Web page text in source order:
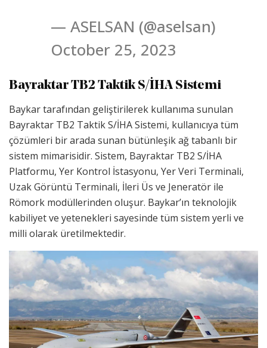
— ASELSAN (@aselsan)
October 25, 2023
Bayraktar TB2 Taktik S/İHA Sistemi
Baykar tarafından geliştirilerek kullanıma sunulan
Bayraktar TB2 Taktik S/İHA Sistemi, kullanıcıya tüm
çözümleri bir arada sunan bütünleşik ağ tabanlı bir
sistem mimarisidir. Sistem, Bayraktar TB2 S/İHA
Platformu, Yer Kontrol İstasyonu, Yer Veri Terminali,
Uzak Görüntü Terminali, İleri Üs ve Jeneratör ile
Römork modüllerinden oluşur. Baykar’ın teknolojik
kabiliyet ve yetenekleri sayesinde tüm sistem yerli ve
milli olarak üretilmektedir.